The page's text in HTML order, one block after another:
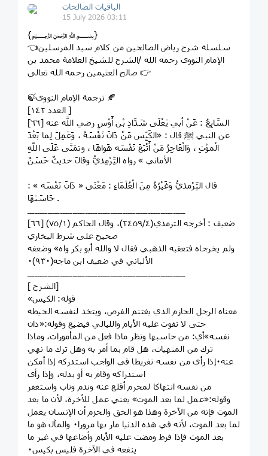
الباقيات الصالحات
15 July 2026 03:11
{﷽}
👈سلسلة شرح رياض الصالحين من كلام سيد المرسلين
الإمام النووى رحمه الله /الشرح للشيخ العلامة محمد بن
صالح العثيمين رحمه الله تعالى 👉
🍃ترجمة الإمام النووى 🍂
[العدد ١٤٢ ]
[٦٦] السَّابِعُ : عَنْ أبي يَعْلَى شَدَّادِ بْن أَوْسٍ رضي اللَّه عنه
عن النبي ﷺ قال : «الكَيِّس مَنْ دَانَ نَفْسَهُ ، وَعَمِلَ لِما بَعْدَ
الْموْتِ ، وَالْعَاجِزُ مَنْ أَتْبَعَ نَفْسَه هَواهَا ، وتمَنَّى عَلَى اللَّهِ
الأماني » رواه التِّرْمِذيُّ وقالَ حديثٌ حَسَنٌ
قال التِّرْمذيُّ وَغَيْرُهُ مِنَ الْعُلَمَاءِ : مَعْنَى « دَانَ نَفْسَه » :
حَاسَبَهَا .
[٦٦] ضعيف : أخرجه الترمذي(٢٤٥٩/٤)، وقال الحاكم (٧٥/١)
صحيح على شرط البخاري
ولم يخرجاه فتعقبه الذهبي فقال لا والله أبو بكر واه» وضعفه
الألباني في ضعيف ابن ماجه(٩٣٠)٠
[ الشرح]
«قوله: الكيس
معناه الرجل الحازم الذي يغتنم الفرص، ويتخذ لنفسه الحيطة
حتى لا تفوت عليه الأيام والليالي فيضيع وقوله:«دان
نفسه»أي: من حاسبها ونظر ماذا فعل من المأمورات، وماذا
ترك من المنهيات، هل قام بما أمر به وهل ترك ما نهي
عنه٠إذا رأى من نفسه تفريطا في الواجب استدركه إذا أمكن
استدراكه وقام به أو بدله، وإذا رأى
من نفسه انتهاكا لمحرم أقلع عنه وندم وتاب واستغفر
وقوله:«عمل لما بعد الموت» يعني عمل للأخرة، لأن ما بعد
الموت فإنه من الآخرة وهذا هو الحق والحزم أن الإنسان يعمل
لما بعد الموت، لأنه في هذه الدنيا مار بها مرورا٠ والمآل هو ما
بعد الموت فإذا فرط ومضت عليه الأيام وأضاعها في غير ما
ينفعه في الآخرة فليس بكيس٠